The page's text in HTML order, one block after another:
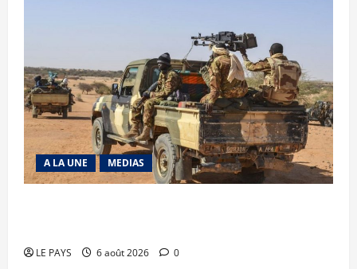
A LA UNE MEDIAS
LE PAYS 6 août 2026 0